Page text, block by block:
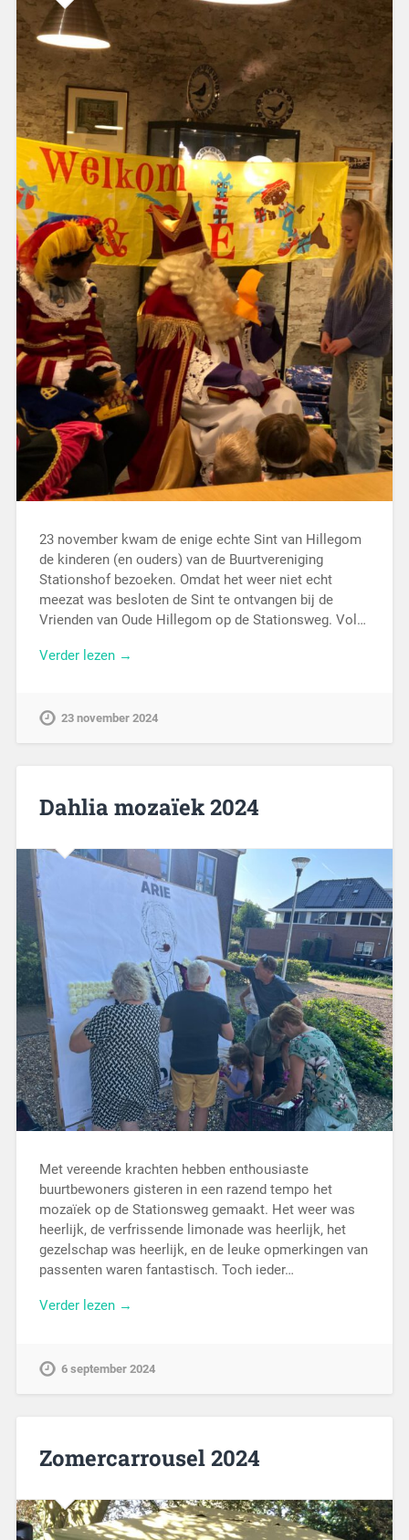
23 november kwam de enige echte Sint van Hillegom
de kinderen (en ouders) van de Buurtvereniging
Stationshof bezoeken. Omdat het weer niet echt
meezat was besloten de Sint te ontvangen bij de
Vrienden van Oude Hillegom op de Stationsweg. Vol…
Verder lezen →
23 november 2024
Dahlia mozaïek 2024
Met vereende krachten hebben enthousiaste
buurtbewoners gisteren in een razend tempo het
mozaïek op de Stationsweg gemaakt. Het weer was
heerlijk, de verfrissende limonade was heerlijk, het
gezelschap was heerlijk, en de leuke opmerkingen van
passenten waren fantastisch. Toch ieder…
Verder lezen →
6 september 2024
Zomercarrousel 2024